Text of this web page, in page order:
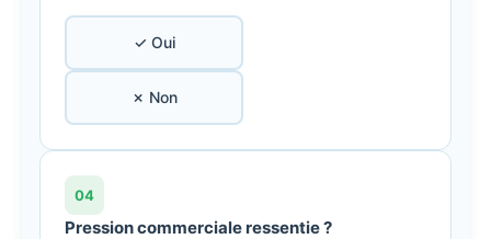
✓ Oui
✗ Non
04
Pression commerciale ressentie ?